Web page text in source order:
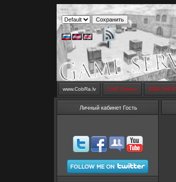
www.CobRa.lv LIVE Stream SMS SHOP
Личный кабинет Гость